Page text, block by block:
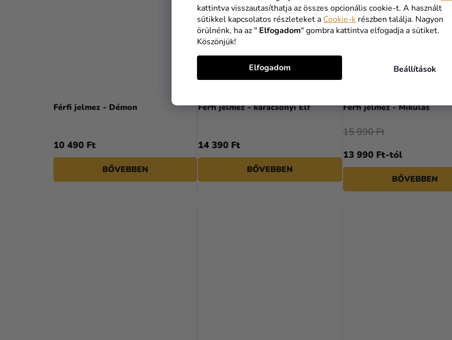
kattintva visszautasíthatja az összes opcionális cookie-t. A használt
sütikkel kapcsolatos részleteket a Cookie-k részben találja. Nagyon
örülnénk, ha az " Elfogadom" gombra kattintva elfogadja a sütiket.
Köszönjük!
Beállítások
Elfogadom
Férfi jelmez - Démon
10 490 Ft
BŐVEBBEN
Férfi jelmez - karácsonyi Elf
14 390 Ft
BŐVEBBEN
Férfi jelmez - Mikulás
13 990 Ft-tól
15 990 Ft
BŐVEBBEN